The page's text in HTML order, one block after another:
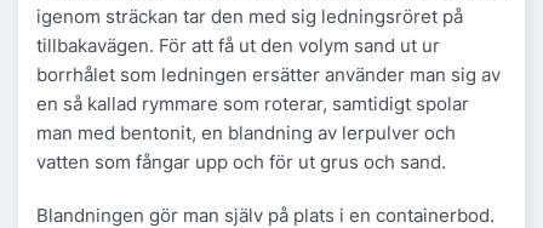
igenom sträckan tar den med sig ledningsröret på
tillbakavägen. För att få ut den volym sand ut ur
borrhålet som ledningen ersätter använder man sig av
en så kallad rymmare som roterar, samtidigt spolar
man med bentonit, en blandning av lerpulver och
vatten som fångar upp och för ut grus och sand.
Blandningen gör man själv på plats i en containerbod.